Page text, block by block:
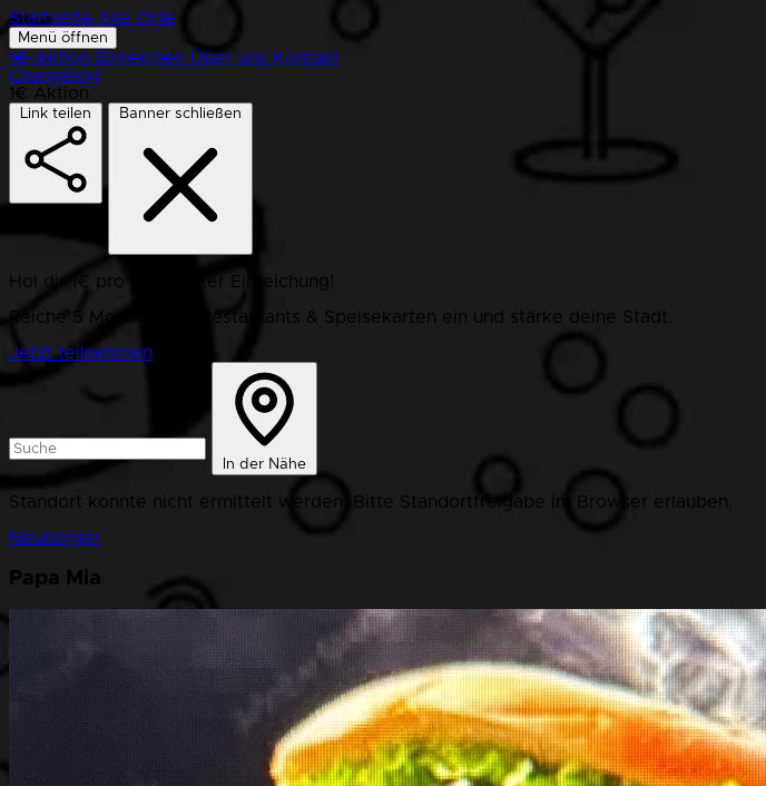
Startseite Alle Orte
Menü öffnen
1€-Aktion Einreichen Über uns Kontakt
Changelog
1€ Aktion
Link teilen Banner schließen
Hol dir 1€ pro bestätigter Einreichung!
Reiche 5 Monate lang Restaurants & Speisekarten ein und stärke deine Stadt.
Jetzt teilnehmen
In der Nähe
Standort konnte nicht ermittelt werden. Bitte Standortfreigabe im Browser erlauben.
Neubörger
Papa Mia